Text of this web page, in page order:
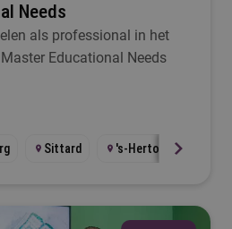
Needs
als professional in het
Educational Needs
Sittard 's-Hertogenbosch